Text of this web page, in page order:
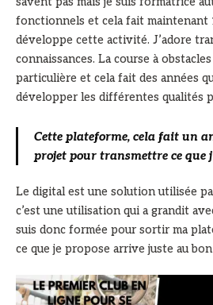
fonctionnels et cela fait maintenant
développe cette activité. J’adore
connaissances. La course à
particulière et cela fait des années
développer les différentes qualités
Cette plateforme, cela fait un
projet pour transmettre ce que
Le digital est une solution utilisée
c’est une utilisation qui a grandit
suis donc formée pour sortir ma
ce que je propose arrive juste au